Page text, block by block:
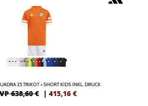
25 TRIKOT + SHORT KIDS INKL. DRUCK
638,60 € | 415,16 €